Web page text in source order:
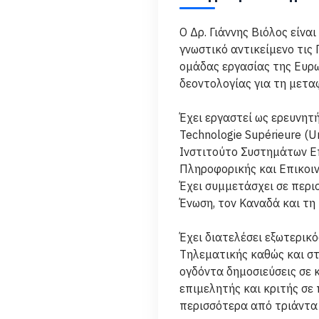
Ο Δρ. Γιάννης Βιόλος
γνωστικό αντικείμενο
ομάδας εργασίας της
δεοντολογίας για τη
Έχει εργαστεί ως
Technologie Supérieure
Ινστιτούτο Συστημάτων
Πληροφορικής και
Έχει συμμετάσχει σε
Ένωση, τον Καναδά και
Έχει διατελέσει
Τηλεματικής καθώς και
ογδόντα δημοσιεύσεις σε
επιμελητής και κριτής
περισσότερα από τριάντα